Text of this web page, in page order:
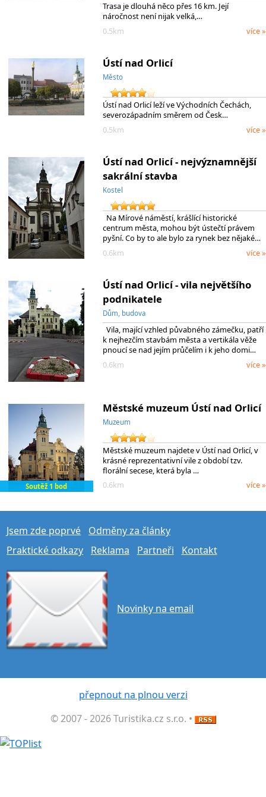
Trasa je dlouhá něco přes 16 km. Její
náročnost není nijak velká,…
0.5km
více »
Ústí nad Orlicí
Město
Ústí nad Orlicí leží ve Východních Čechách,
severozápadním směrem od Česk…
0.5km
více »
Ústí nad Orlicí - nejvýznamnější
sakrální stavba
Kostel
Na Mírové náměstí, krášlící historické
centrum města, mohou být ústečtí právem
pyšní. Co by to ale bylo za rynek bez nějaké…
0.6km
více »
Ústí nad Orlicí - vila největšího
podnikatele
Dům, budova
Vila, mající vzhled půvabného zámečku, patří
k nejhezčím stavbám města a vertikála věže
pnoucí se nad jejím průčelím i k jeho domi…
0.6km
více »
Soutěž 1 bod
Městské muzeum Ústí nad Orlicí
Muzeum
Městské muzeum najdete v Ústí nad Orlicí, v
krásné reprezentativní vile z období tzv.
florální secese, která byla …
0.6km
více »
Jsem zde poprvé
Odměny za články
Praktické odkazy
Reklama Partneři Kontakt
Novinky na email
přepnout na plnou verzi
© 2007 - 2026 Turistika.cz s.r.o. •